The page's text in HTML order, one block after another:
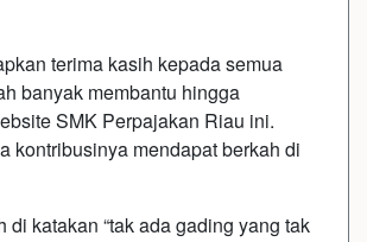
terima kasih kepada semua
banyak membantu hingga
SMK Perpajakan Riau ini.
kontribusinya mendapat berkah di
di katakan “tak ada gading yang tak